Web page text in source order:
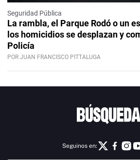
Seguridad Pública
La rambla, el Parque Rodó o un
los homicidios se desplazan y
Policía
POR JUAN FRANCISCO PITTALUGA
Seguinos en: